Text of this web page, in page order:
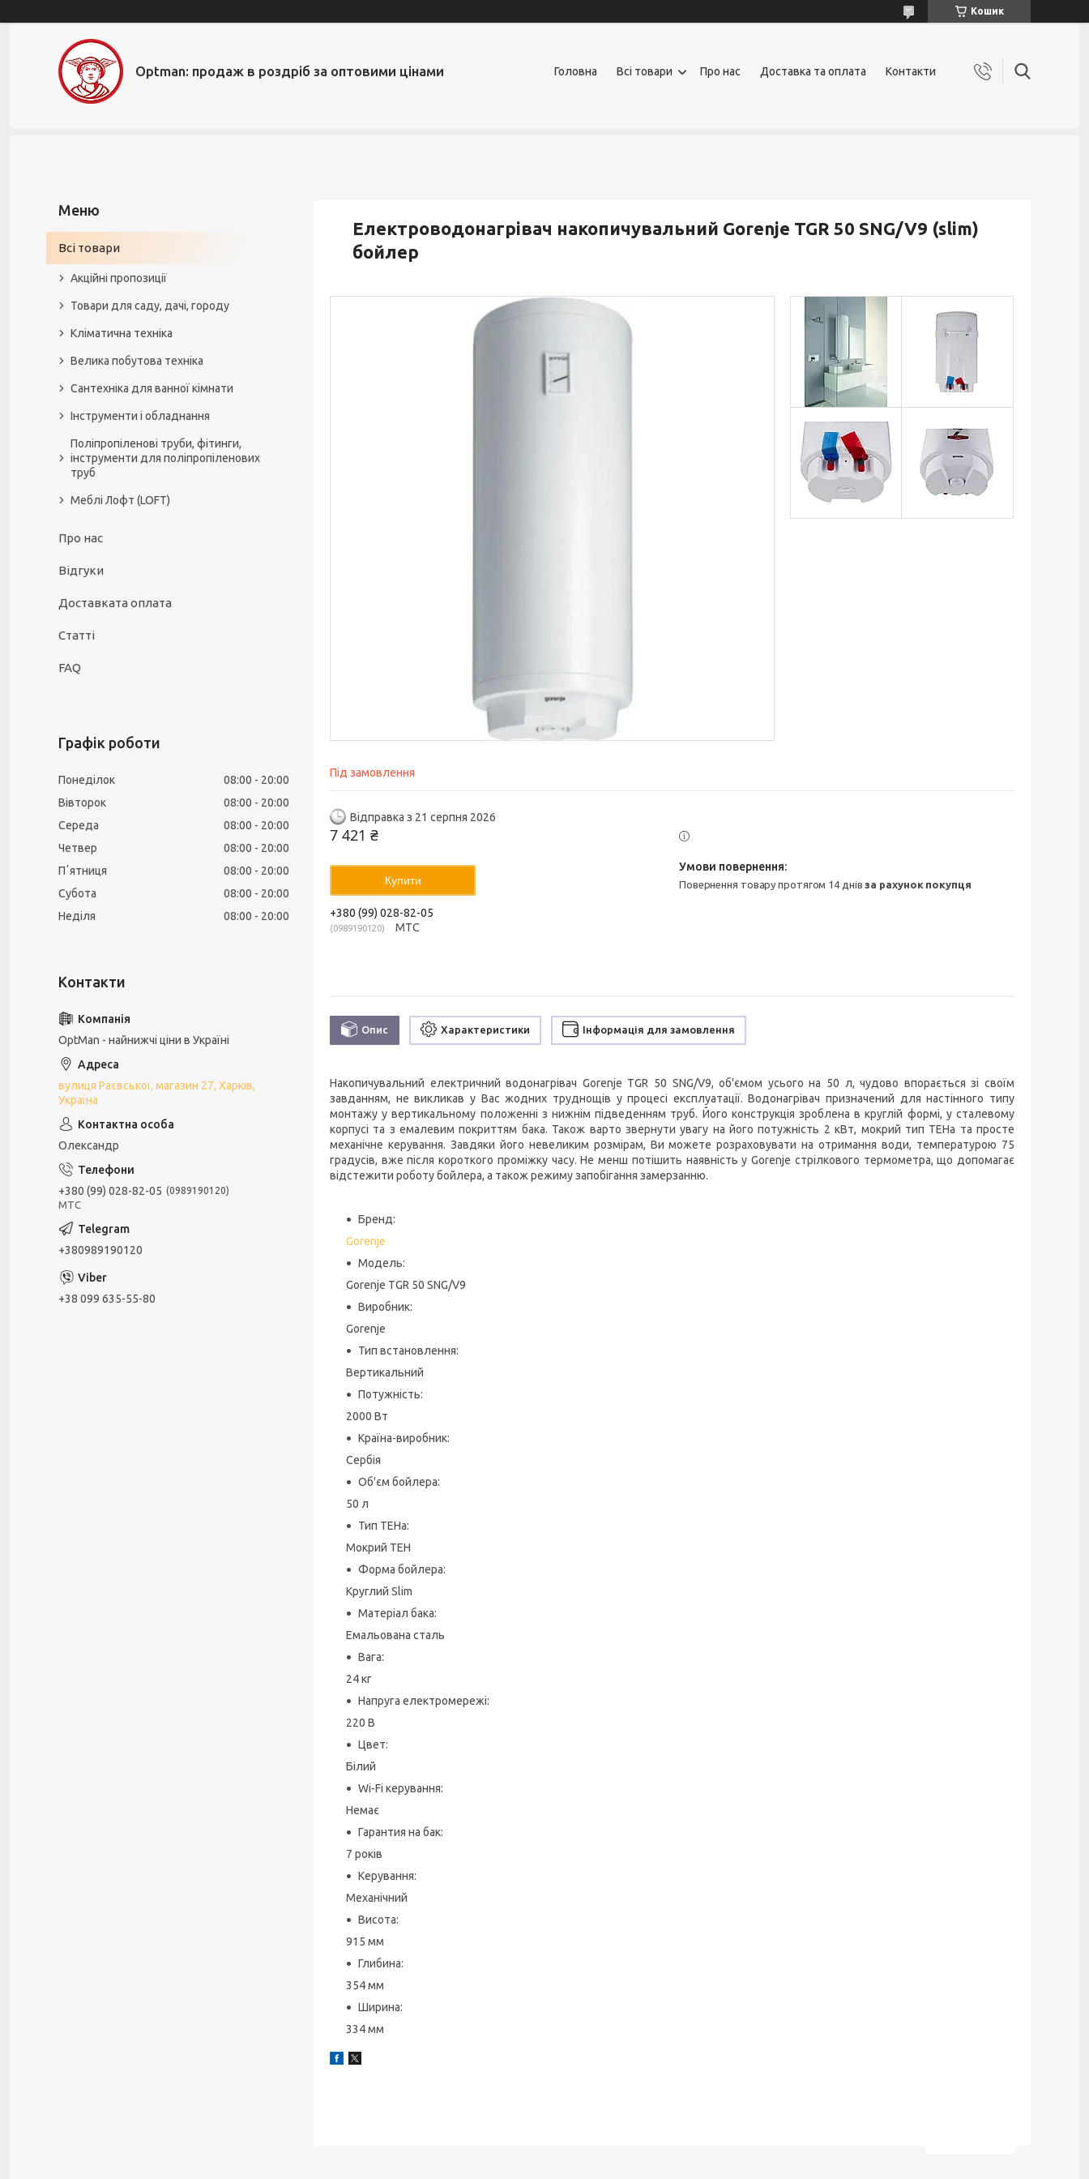
Кошик
Optman: продаж в роздріб за оптовими цінами Головна Всі товари Про нас Доставка та оплата Контакти
Електроводонагрівач накопичувальний Gorenje TGR 50 SNG/V9 (slim)
бойлер
Під замовлення
Відправка з 21 серпня 2026
7 421 ₴
Купити
+380 (99) 028-82-05
0989190120 МТС
повернення товару протягом 14 днівза рахунок покупця
Опис Характеристики Інформація для замовлення
Накопичувальний електричний водонагрівач Gorenje TGR 50 SNG/V9, об'ємом усього на 50 л, чудово впорається зі своїм
завданням, не викликав у Вас жодних труднощів у процесі експлуатації. Водонагрівач призначений для настінного типу
монтажу у вертикальному положенні з нижнім підведенням труб. Його конструкція зроблена в круглій формі, у сталевому
корпусі та з емалевим покриттям бака. Також варто звернути увагу на його потужність 2 кВт, мокрий тип ТЕНа та просте
механічне керування. Завдяки його невеликим розмірам, Ви можете розраховувати на отримання води, температурою 75
градусів, вже після короткого проміжку часу. Не менш потішить наявність у Gorenje стрілкового термометра, що допомагає
відстежити роботу бойлера, а також режиму запобігання замерзанню.
Бренд:
Gorenje
Модель:
Gorenje TGR 50 SNG/V9
Виробник:
Gorenje
Тип встановлення:
Вертикальний
Потужність:
2000 Вт
Країна-виробник:
Сербія
Об'єм бойлера:
50 л
Тип ТЕНа:
Мокрий ТЕН
Форма бойлера:
Круглий Slim
Матеріал бака:
Емальована сталь
Вага:
24 кг
Напруга електромережі:
220 В
Цвет:
Білий
Wi-Fi керування:
Немає
Гарантия на бак:
7 років
Керування:
Механічний
Висота:
915 мм
Глибина:
354 мм
Ширина:
334 мм
Всі товари
Акційні пропозиції
Товари для саду, дачі, городу
Кліматична техніка
Велика побутова техніка
Сантехніка для ванної кімнати
Інструменти і обладнання
Поліпропіленові труби, фітинги,
інструменти для поліпропіленових
труб
Меблі Лофт (LOFT)
Про нас
Відгуки
Доставката оплата
Статті
FAQ
Графік роботи
Понеділок 08:00
20:00
Вівторок
08:00
20:00
Середа
08:00
20:00
Четвер
08:00
20:00
Пʼятниця
08:00
20:00
Субота
08:00
20:00
Неділя
08:00 20:00
OptMan - найнижчі ціни в Україні
вулиця Раєвської, магазин 27, Харків,
Україна
Олександр
+380 (99) 028-82-05 0989190120
МТС
+380989190120
+38 099 635-55-80